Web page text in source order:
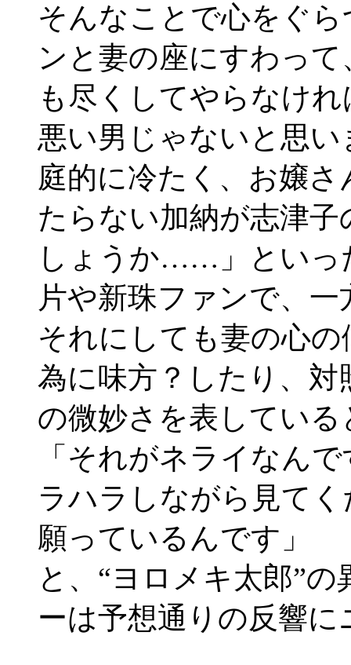
そんなことで心をぐ
ンと妻の座にすわっ
も尽くしてやらなけ
悪い男じゃないと思
庭的に冷たく、お嬢
たらない加納が志津
しょうか……」といっ
片や新珠ファンで、
それにしても妻の心
為に味方？したり、
の微妙さを表してい
「それがネライなん
ラハラしながら見て
願っているんです」
と、“ヨロメキ太郎”
ーは予想通りの反響